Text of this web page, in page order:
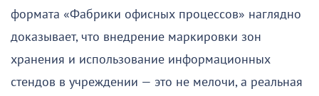
формата «Фабрики офисных процессов» наглядно
доказывает, что внедрение маркировки зон
хранения и использование информационных
стендов в учреждении — это не мелочи, а реальная